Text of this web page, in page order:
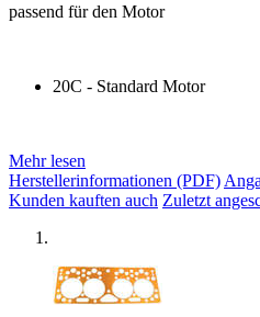
passend für den Motor
20C - Standard Motor
Mehr lesen
Herstellerinformationen (PDF)
Kunden kauften auch Zuletzt